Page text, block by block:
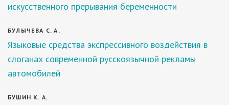
искусственного прерывания беременности
БУЛЫЧЕВА С. А.
Языковые средства экспрессивного воздействия в
слоганах современной русскоязычной рекламы
автомобилей
БУШИН К. А.